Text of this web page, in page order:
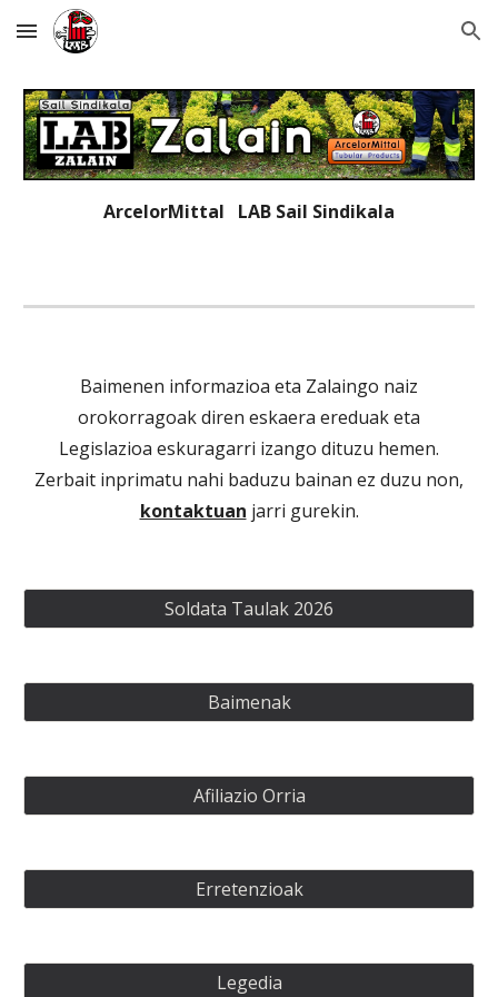
Skip to main content Skip to navigation
ArcelorMittal LAB Sail Sindikala
Baimenen informazioa eta Zalaingo naiz
orokorragoak diren eskaera ereduak eta
Legislazioa eskuragarri izango dituzu hemen.
Zerbait inprimatu nahi baduzu bainan ez duzu non,
kontaktuan jarri gurekin.
Soldata Taulak 2026
Baimenak
Afiliazio Orria
Erretenzioak
Legedia